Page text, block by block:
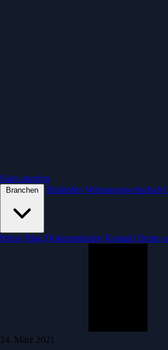
Sales anrufen
Behörden Wohnungswirtschaft
Preise Blog Dokumentation Kontakt Demo
24. März 2021